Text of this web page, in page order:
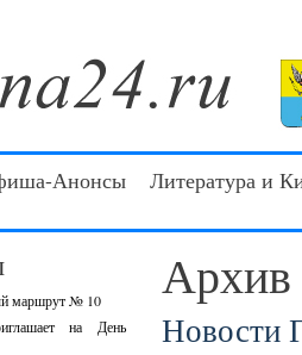
Анонсы
Литература и
маршрут № 10
на День
Архив
Новости